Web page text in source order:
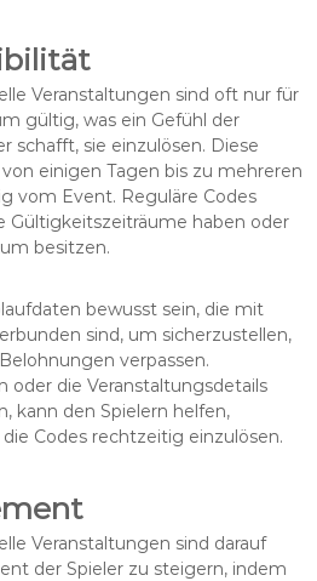
Veranstaltungen sind oft nur für
gültig, was ein Gefühl der
schafft, sie einzulösen. Diese
einigen Tagen bis zu mehreren
vom Event. Reguläre Codes
Gültigkeitszeiträume haben oder
besitzen.
bewusst sein, die mit
sind, um sicherzustellen,
verpassen.
oder die Veranstaltungsdetails
kann den Spielern helfen,
Codes rechtzeitig einzulösen.
Veranstaltungen sind darauf
der Spieler zu steigern, indem